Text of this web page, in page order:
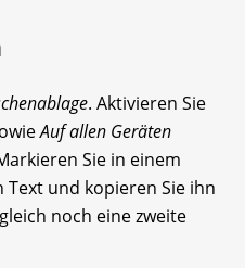
. Aktivieren Sie
Auf allen Geräten
Sie in einem
und kopieren Sie ihn
noch eine zweite